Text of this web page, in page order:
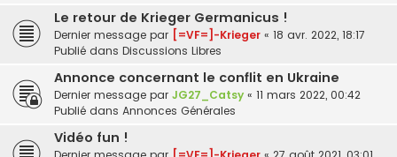
Le retour de Krieger Germanicus !
Dernier message par [=VF=]-Krieger « 18 avr. 2022, 18:17
Publié dans Discussions Libres
Annonce concernant le conflit en Ukraine
Dernier message par JG27_Catsy « 11 mars 2022, 00:42
Publié dans Annonces Générales
Vidéo fun !